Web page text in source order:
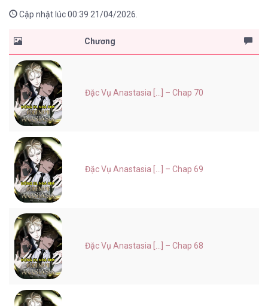
Cập nhật lúc 00:39 21/04/2026.
Chương
Đặc Vụ Anastasia [...] – Chap 70
Đặc Vụ Anastasia [...] – Chap 69
Đặc Vụ Anastasia [...] – Chap 68